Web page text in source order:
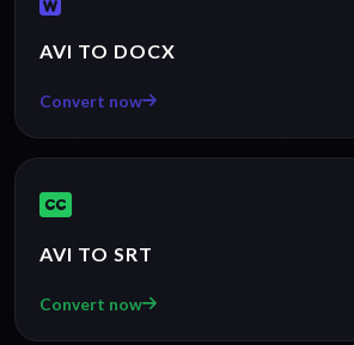
AVI TO DOCX
Convert now
AVI TO SRT
Convert now